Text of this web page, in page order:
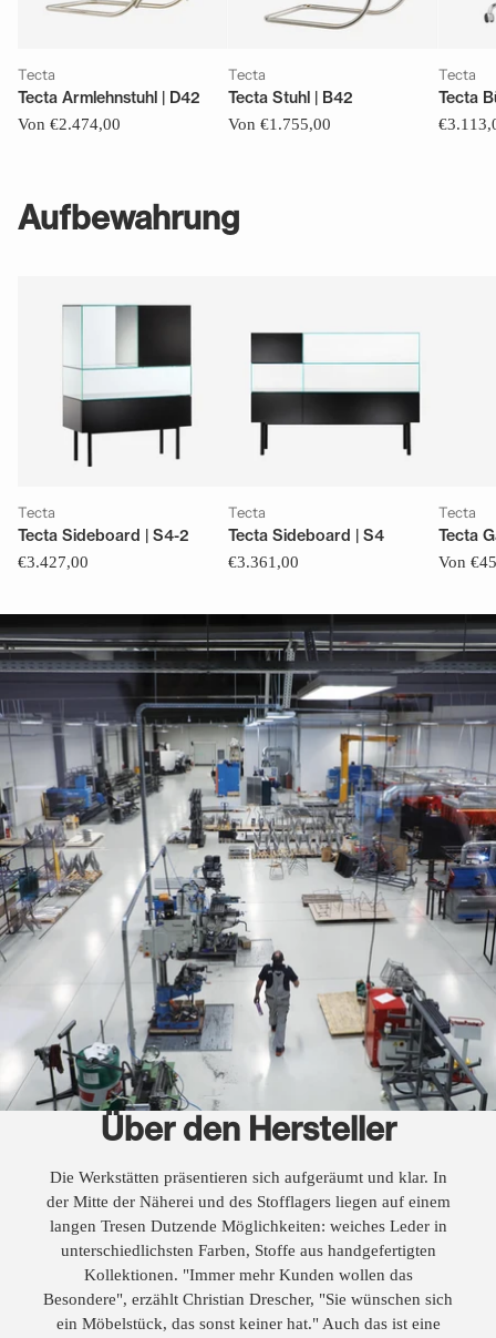
Tecta
Tecta Armlehnstuhl | D42
Von €2.474,00
Tecta
Tecta Stuhl | B42
Von €1.755,00
Tecta
Tecta
Aufbewahrung
Tecta
Tecta Sideboard | S4-2
€3.427,00
Tecta
Tecta Sideboard | S4
€3.361,00
Tecta
Tecta
Von
Über den Hersteller
Die Werkstätten präsentieren sich aufgeräumt und klar. In
der Mitte der Näherei und des Stofflagers liegen auf einem
langen Tresen Dutzende Möglichkeiten: weiches Leder in
unterschiedlichsten Farben, Stoffe aus handgefertigten
Kollektionen. "Immer mehr Kunden wollen das
Besondere", erzählt Christian Drescher, "Sie wünschen sich
ein Möbelstück, das sonst keiner hat." Auch das ist eine